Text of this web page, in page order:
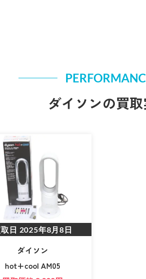
ダイソンの買
日 2025年8月8日
ダイソン
hot+cool AM05